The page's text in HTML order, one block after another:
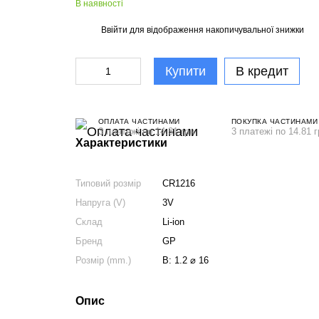
В наявності
Ввійти для відображення накопичувальної знижки
Купити В кредит
ОПЛАТА ЧАСТИНАМИ
3 платежі по 14.81 грн
ПОКУПКА ЧАСТИНАМИ
3 платежі по 14.81
Характеристики
Типовий розмір
CR1216
Напруга (V)
3V
Склад
Li-ion
Бренд
GP
Розмір (mm.)
В: 1.2 ⌀ 16
Опис